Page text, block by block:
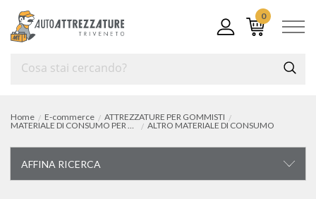
0
Home E-commerce
ATTREZZATURE PER GOMMISTI
MATERIALE DI CONSUMO PER GOMMISTA
ALTRO MATERIALE DI CONSUMO
AFFINA RICERCA